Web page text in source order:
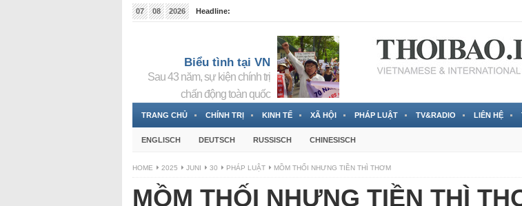
07 08 2026
Headline:
Biểu tình tại VN
Sau 43 năm, sự kiện chính trị
chấn động toàn quốc
TRANG CHỦ CHÍNH TRỊ KINH TẾ XÃ HỘI PHÁP LUẬT TV&RADIO LIÊN HỆ
ENGLISCH DEUTSCH RUSSISCH CHINESISCH
HOME 2025 JUNI 30 PHÁP LUẬT MỒM THỐI NHƯNG TIỀN THÌ THƠM
MỒM THỐI NHƯNG TIỀN THÌ